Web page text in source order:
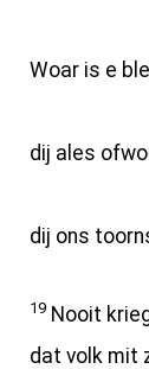
Woar is e
dij ales
dij ons
19 Nooit
dat volk mit